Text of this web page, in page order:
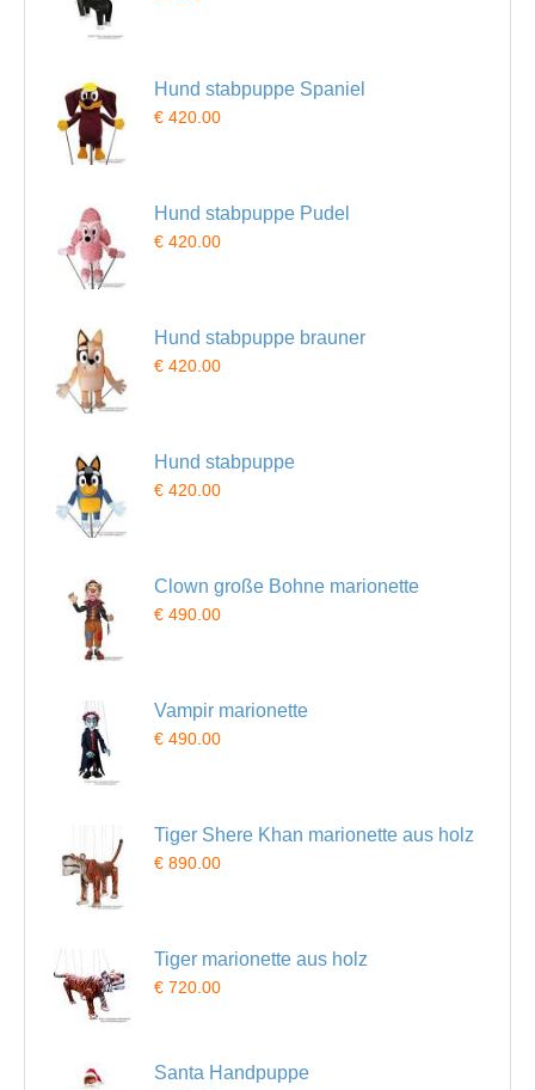
Hund stabpuppe Spaniel
€ 420.00
Hund stabpuppe Pudel
€ 420.00
Hund stabpuppe brauner
€ 420.00
Hund stabpuppe
€ 420.00
Clown große Bohne marionette
€ 490.00
Vampir marionette
€ 490.00
Tiger Shere Khan marionette aus holz
€ 890.00
Tiger marionette aus holz
€ 720.00
Santa Handpuppe